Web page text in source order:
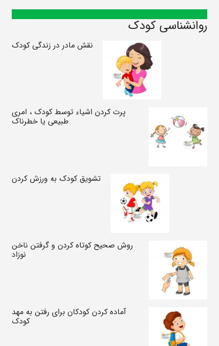
روانشناسی کودک
نقش مادر در زندگی کودک
پرت کردن اشیاء توسط کودک ، امری
طبیعی یا خطرناک
تشویق کودک به ورزش کردن
روش صحیح کوتاه کردن و گرفتن ناخن‌
نوزاد
آماده کردن کودکان برای رفتن به مهد
کودک